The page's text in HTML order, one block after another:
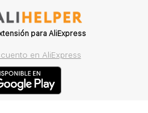
para AliExpress
en AliExpress